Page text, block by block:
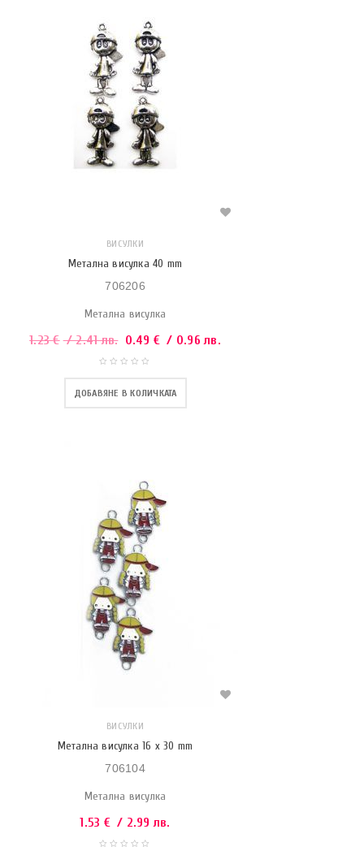
ВИСУЛКИ
Метална висулка 40 mm
706206
Метална висулка
1.23€ / 2.41 лв. 0.49 € / 0.96 лв.
ДОБАВЯНЕ В КОЛИЧКАТА
ВИСУЛКИ
Метална висулка 16 x 30 mm
706104
Метална висулка
1.53 € / 2.99 лв.